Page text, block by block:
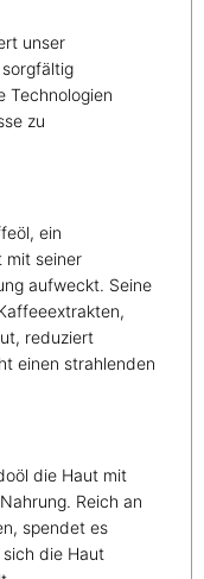
unser
Technologien
zu
ein
mit seiner
aufweckt. Seine
reduziert
einen strahlenden
die Haut mit
Reich an
spendet es
die Haut